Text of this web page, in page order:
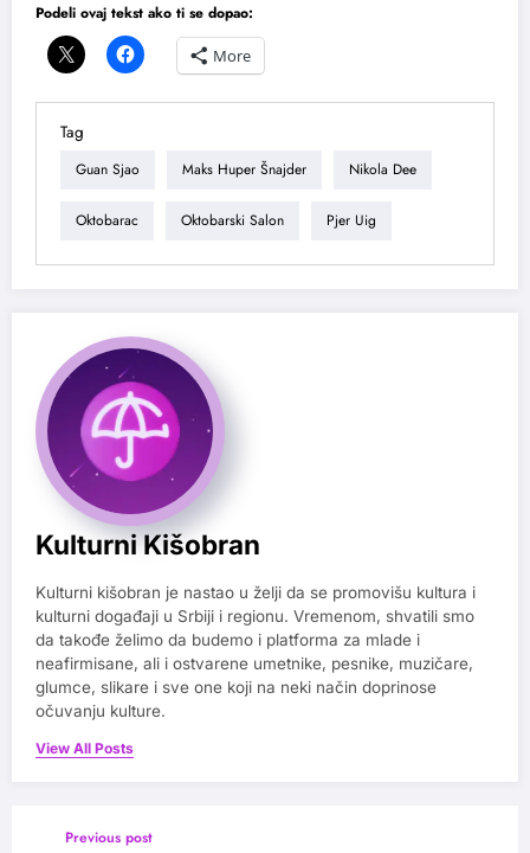
Podeli ovaj tekst ako ti se dopao:
More
Tag
Guan Sjao Maks Huper Šnajder Nikola Dee
Oktobarac Oktobarski Salon Pjer Uig
Kulturni Kišobran
Kulturni kišobran je nastao u želji da se promovišu kultura i
kulturni događaji u Srbiji i regionu. Vremenom, shvatili smo
da takođe želimo da budemo i platforma za mlade i
neafirmisane, ali i ostvarene umetnike, pesnike, muzičare,
glumce, slikare i sve one koji na neki način doprinose
očuvanju kulture.
View All Posts
Previous post